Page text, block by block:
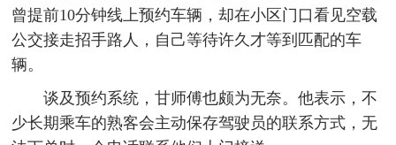
曾提前10分钟线上预约车辆，却在小区门口看见空载
公交接走招手路人，自己等待许久才等到匹配的车
辆。
谈及预约系统，甘师傅也颇为无奈。他表示，不
少长期乘车的熟客会主动保存驾驶员的联系方式，无